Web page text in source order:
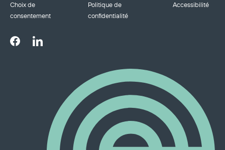
Choix de
consentement
Politique de
confidentialité
Accessibilité